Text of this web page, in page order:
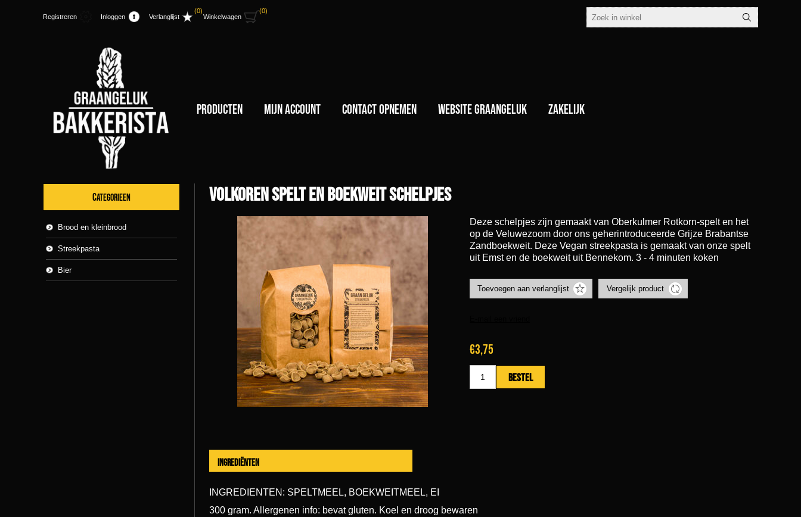
Registreren Inloggen Verlanglijst
(0)
Winkelwagen
(0)
Producten Mijn account Contact opnemen Website GraanGeluk Zakelijk
Volkoren spelt en boekweit schelpjes
Deze schelpjes zijn gemaakt van Oberkulmer Rotkorn-spelt en het
op de Veluwezoom door ons geherintroduceerde Grijze Brabantse
Zandboekweit. Deze Vegan streekpasta is gemaakt van onze spelt
uit Emst en de boekweit uit Bennekom. 3 - 4 minuten koken
€3,75
Ingrediënten
INGREDIENTEN: SPELTMEEL, BOEKWEITMEEL, EI
300 gram. Allergenen info: bevat gluten. Koel en droog bewaren
CATEGORIEEN
Brood en kleinbrood
Streekpasta
Bier